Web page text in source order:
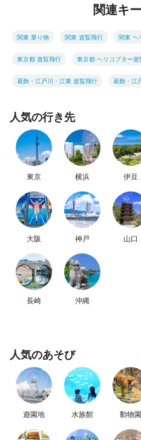
関連キ
関東 乗り物 関東 遊覧飛行 関東 ヘ
東京都 遊覧飛行 東京都 ヘリコプター遊
葛飾・江戸川・江東 遊覧飛行 葛飾・江
人気の行き先
東京 横浜 伊豆
大阪 神戸 山口
長崎 沖縄
人気のあそび
遊園地 水族館 動物園